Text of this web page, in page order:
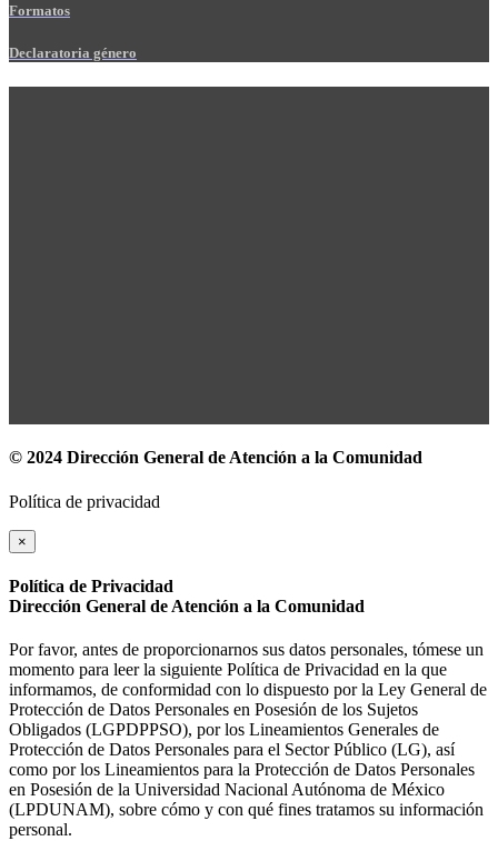
Formatos
Declaratoria género
© 2024 Dirección General de Atención a la Comunidad
Política de privacidad
×
Política de Privacidad
Dirección General de Atención a la Comunidad
Por favor, antes de proporcionarnos sus datos personales, tómese un
momento para leer la siguiente Política de Privacidad en la que
informamos, de conformidad con lo dispuesto por la Ley General de
Protección de Datos Personales en Posesión de los Sujetos
Obligados (LGPDPPSO), por los Lineamientos Generales de
Protección de Datos Personales para el Sector Público (LG), así
como por los Lineamientos para la Protección de Datos Personales
en Posesión de la Universidad Nacional Autónoma de México
(LPDUNAM), sobre cómo y con qué fines tratamos su información
personal.